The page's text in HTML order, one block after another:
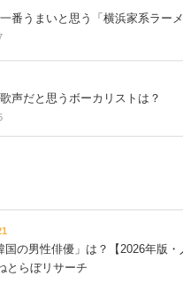
番うまいと思う「横浜家系ラー
声だと思うボーカリストは？
国の男性俳優」は？【2026年版・
とらぼリサーチ